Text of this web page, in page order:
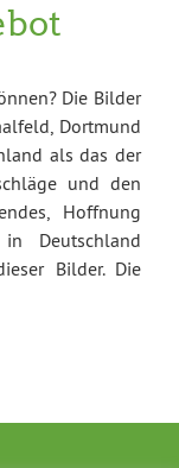
Die Bilder
Dortmund
als das der
und den
Hoffnung
Deutschland
Bilder. Die